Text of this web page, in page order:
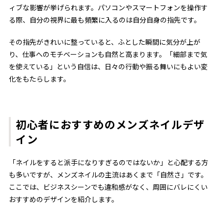
ィブな影響が挙げられます。パソコンやスマートフォンを操作す
る際、自分の視界に最も頻繁に入るのは自分自身の指先です。
その指先がきれいに整っていると、ふとした瞬間に気分が上が
り、仕事へのモチベーションも自然と高まります。「細部まで気
を使えている」という自信は、日々の行動や振る舞いにもよい変
化をもたらします。
初心者におすすめのメンズネイルデザ
イン
「ネイルをすると派手になりすぎるのではないか」と心配する方
も多いですが、メンズネイルの主流はあくまで「自然さ」です。
ここでは、ビジネスシーンでも違和感がなく、周囲にバレにくい
おすすめのデザインを紹介します。